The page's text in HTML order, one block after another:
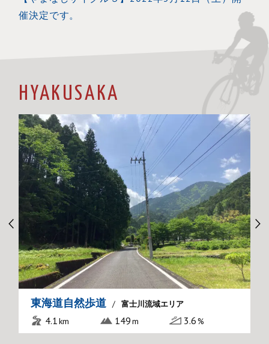
催決定です。
HYAKUSAKA
東海道自然歩道 富士川流域エリア
4.1 149 3.6